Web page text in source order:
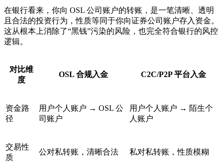
在银行看来，你向 OSL 公司账户的转账，是一笔清晰、透明
且合法的投资行为，性质等同于你向证券公司账户存入资金。
这从根本上消除了“黑钱”污染的风险，也完全符合银行的风控
逻辑。
对比维
度
OSL 合规入金 C2C/P2P 平台入金
资金路
径
用户个人账户 → OSL 公
司账户
用户个人账户 → 陌生个
人账户
交易性
质
公对私转账，清晰合法 私对私转账，性质模糊